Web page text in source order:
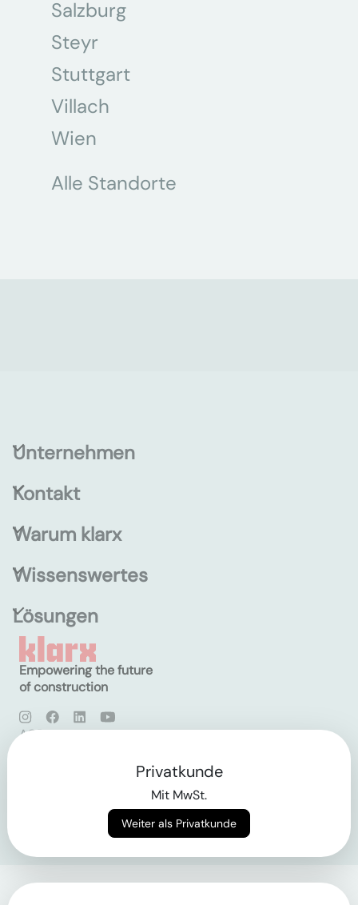
Salzburg
Steyr
Stuttgart
Villach
Wien
Alle Standorte
Unternehmen
Kontakt
Warum klarx
Wissenswertes
Lösungen
Empowering the future
of construction
AGB
Privatkunde
Mit MwSt.
Weiter als Privatkunde